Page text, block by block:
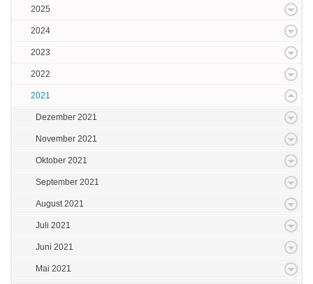
2025
2024
2023
2022
2021
Dezember 2021
November 2021
Oktober 2021
September 2021
August 2021
Juli 2021
Juni 2021
Mai 2021